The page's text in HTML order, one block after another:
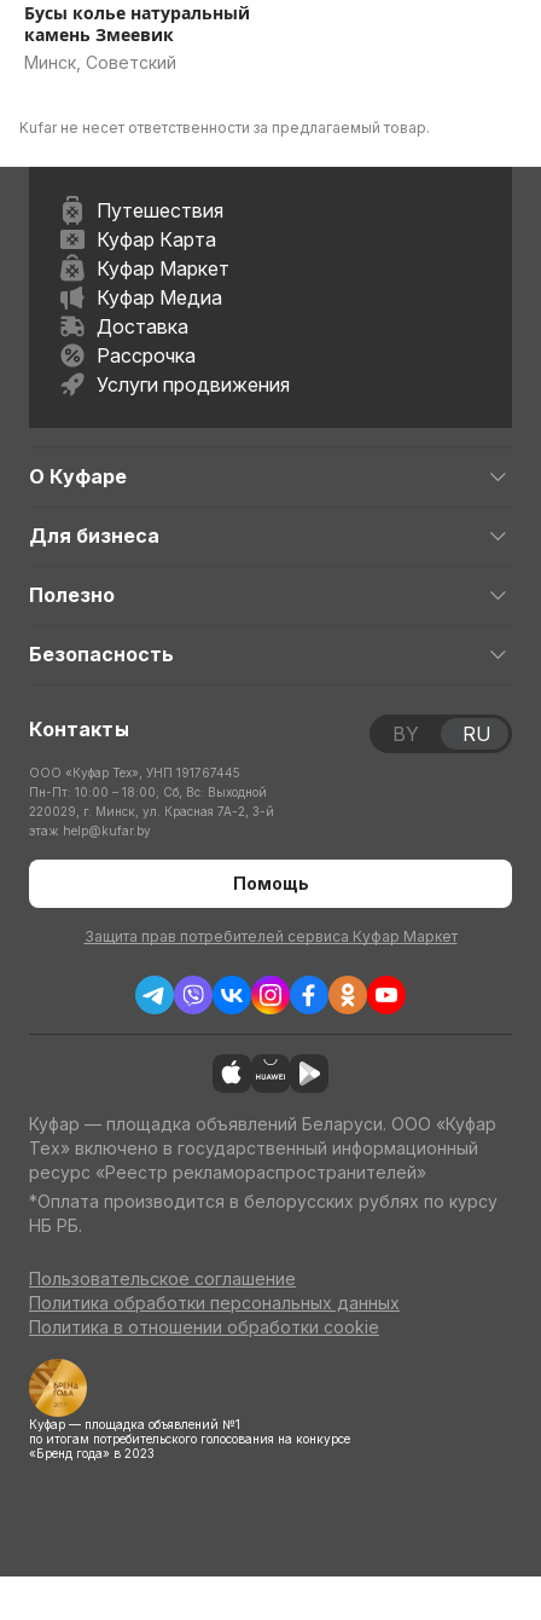
Бусы колье натуральный
камень Змеевик
Минск, Советский
Kufar не несет ответственности за предлагаемый товар.
Путешествия
Куфар Карта
Куфар Маркет
Куфар Медиа
Доставка
Рассрочка
Услуги продвижения
О Куфаре
Для бизнеса
Полезно
Безопасность
Контакты
ООО «Куфар Тех», УНП 191767445
Пн-Пт: 10:00 – 18:00; Сб, Вс: Выходной
220029, г. Минск, ул. Красная 7А-2, 3-й
этаж help@kufar.by
Помощь
Защита прав потребителей сервиса Куфар Маркет
BY RU
Куфар — площадка объявлений Беларуси. ООО «Куфар
Тех» включено в государственный информационный
ресурс «Реестр рекламораспространителей»
*Оплата производится в белорусских рублях по курсу
НБ РБ.
Пользовательское соглашение
Политика обработки персональных данных
Политика в отношении обработки cookie
Куфар — площадка объявлений №1
по итогам потребительского голосования на конкурсе
«Бренд года» в 2023